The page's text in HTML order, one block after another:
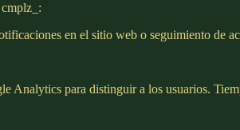
en el sitio web o seguimiento de
Analytics para distinguir a los usuarios.